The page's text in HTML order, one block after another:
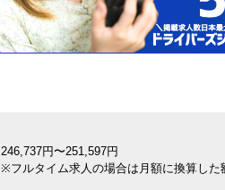
246,737円〜251,597円
※フルタイム求人の場合は月額に換算し